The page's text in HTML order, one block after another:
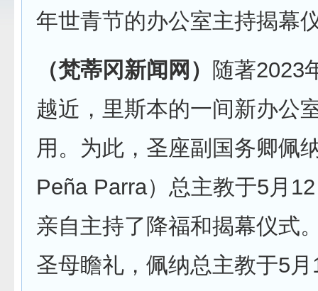
年世青节的办公室主持揭幕
（梵蒂冈新闻网） 随著2023
越近，里斯本的一间新办公
用。为此，圣座副国务卿佩
Peña Parra）总主教于5月
亲自主持了降福和揭幕仪式
圣母瞻礼，佩纳总主教于5